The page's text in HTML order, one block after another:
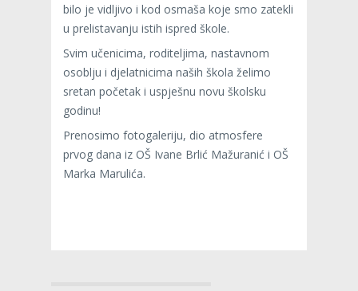
bilo je vidljivo i kod osmaša koje smo zatekli
u prelistavanju istih ispred škole.
Svim učenicima, roditeljima, nastavnom
osoblju i djelatnicima naših škola želimo
sretan početak i uspješnu novu školsku
godinu!
Prenosimo fotogaleriju, dio atmosfere
prvog dana iz OŠ Ivane Brlić Mažuranić i OŠ
Marka Marulića.